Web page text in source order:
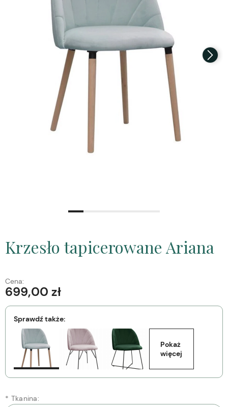
Krzesło tapicerowane Ariana
Cena:
699,00 zł
Sprawdź także:
Pokaż
więcej
* Tkanina: